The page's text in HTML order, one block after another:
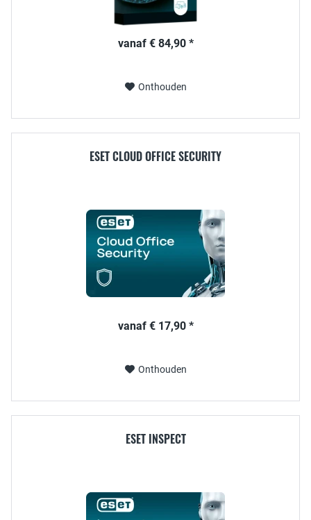
vanaf € 84,90 *
Onthouden
ESET CLOUD OFFICE SECURITY
vanaf € 17,90 *
Onthouden
ESET INSPECT